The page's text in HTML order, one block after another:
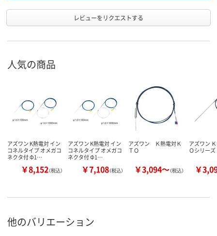
レビューをリクエストする
人気の商品
アズワン K熱電対 イン
コネルタイプ オメガコ
ネクタ付 Φ1…
￥8,152（税込）
アズワン K熱電対 イン
コネルタイプ オメガコ
ネクタ付 Φ1…
￥7,108（税込）
アズワン Ｋ熱電対Ｋ
ＴＯ
￥3,094～（税込）
アズワン
Ｏシリーズ
￥
他のバリエーション